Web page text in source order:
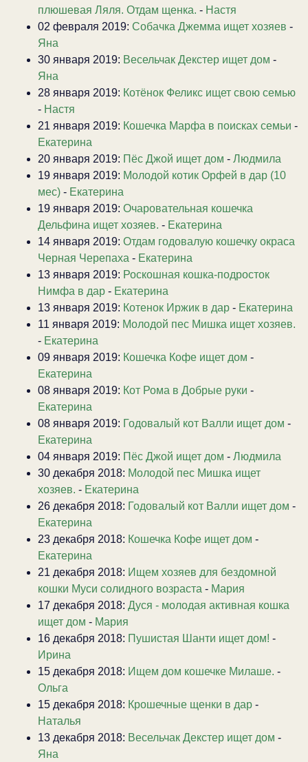
плюшевая Ляля. Отдам щенка. - Настя
02 февраля 2019: Собачка Джемма ищет хозяев -
Яна
30 января 2019: Весельчак Декстер ищет дом -
Яна
28 января 2019: Котёнок Феликс ищет свою семью
- Настя
21 января 2019: Кошечка Марфа в поисках семьи -
Екатерина
20 января 2019: Пёс Джой ищет дом - Людмила
19 января 2019: Молодой котик Орфей в дар (10
мес) - Екатерина
19 января 2019: Очаровательная кошечка
Дельфина ищет хозяев. - Екатерина
14 января 2019: Отдам годовалую кошечку окраса
Черная Черепаха - Екатерина
13 января 2019: Роскошная кошка-подросток
Нимфа в дар - Екатерина
13 января 2019: Котенок Иржик в дар - Екатерина
11 января 2019: Молодой пес Мишка ищет хозяев.
- Екатерина
09 января 2019: Кошечка Кофе ищет дом -
Екатерина
08 января 2019: Кот Рома в Добрые руки -
Екатерина
08 января 2019: Годовалый кот Валли ищет дом -
Екатерина
04 января 2019: Пёс Джой ищет дом - Людмила
30 декабря 2018: Молодой пес Мишка ищет
хозяев. - Екатерина
26 декабря 2018: Годовалый кот Валли ищет дом -
Екатерина
23 декабря 2018: Кошечка Кофе ищет дом -
Екатерина
21 декабря 2018: Ищем хозяев для бездомной
кошки Муси солидного возраста - Мария
17 декабря 2018: Дуся - молодая активная кошка
ищет дом - Мария
16 декабря 2018: Пушистая Шанти ищет дом! -
Ирина
15 декабря 2018: Ищем дом кошечке Милаше. -
Ольга
15 декабря 2018: Крошечные щенки в дар -
Наталья
13 декабря 2018: Весельчак Декстер ищет дом -
Яна